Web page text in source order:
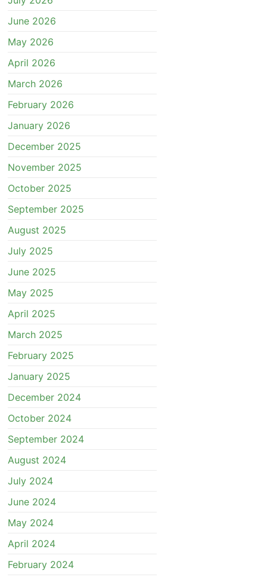
June 2026
May 2026
April 2026
March 2026
February 2026
January 2026
December 2025
November 2025
October 2025
September 2025
August 2025
July 2025
June 2025
May 2025
April 2025
March 2025
February 2025
January 2025
December 2024
October 2024
September 2024
August 2024
July 2024
June 2024
May 2024
April 2024
February 2024